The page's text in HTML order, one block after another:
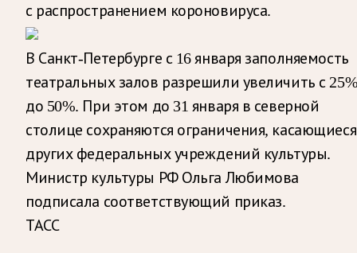
с распространением короновируса.
В Санкт-Петербурге с 16 января заполняемость
театральных залов разрешили увеличить с
до 50%. При этом до 31 января в северной
столице сохраняются ограничения, касающиеся
других федеральных учреждений культуры.
Министр культуры РФ Ольга Любимова
подписала соответствующий приказ.
ТАСС